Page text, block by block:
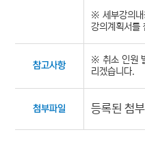
※ 세부강의내
강의계획서를
참고사항
※ 취소 인원
리겠습니다.
첨부파일 등록된 첨